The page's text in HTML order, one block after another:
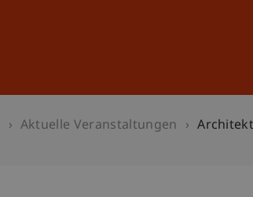
Aktuelle Veranstaltungen